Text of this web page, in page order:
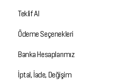
Teklif Al
Ödeme Seçenekleri
Banka Hesaplarımız
İptal, İade, Değişim